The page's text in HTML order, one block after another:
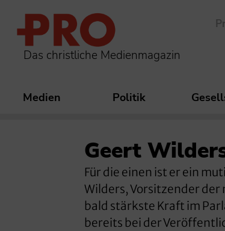
Das christliche Medienmagazin
Medien Politik
Geert
Für die einen ist er ein
Wilders, Vorsitzender
bald stärkste Kraft im
bereits bei der